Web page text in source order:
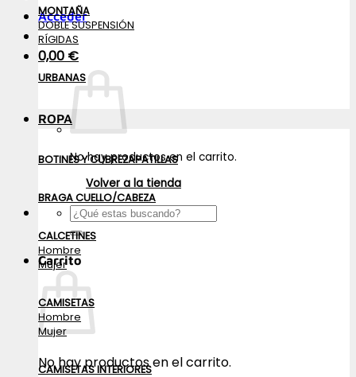
Acceder
0,00 €
No hay productos en el carrito.
Volver a la tienda
Buscar
por:
Carrito
No hay productos en el carrito.
MONTAÑA
DOBLE SUSPENSIÓN
RÍGIDAS
URBANAS
ROPA
BOTINES Y CUBREZAPATILLAS
BRAGA CUELLO/CABEZA
CALCETINES
Hombre
Mujer
CAMISETAS
Hombre
Mujer
CAMISETAS INTERIORES